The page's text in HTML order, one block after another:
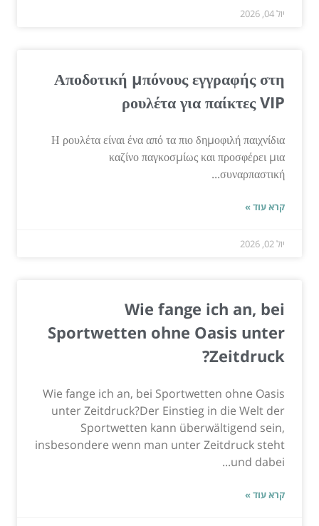
יול 04, 2026
Αποδοτική μπόνους εγγραφής στη
ρουλέτα για παίκτες VIP
Η ρουλέτα είναι ένα από τα πιο δημοφιλή παιχνίδια
καζίνο παγκοσμίως και προσφέρει μια
συναρπαστική...
קרא עוד »
יול 02, 2026
Wie fange ich an, bei
Sportwetten ohne Oasis unter
Zeitdruck?
Wie fange ich an, bei Sportwetten ohne Oasis
unter Zeitdruck?Der Einstieg in die Welt der
Sportwetten kann überwältigend sein,
insbesondere wenn man unter Zeitdruck steht
und dabei...
קרא עוד »